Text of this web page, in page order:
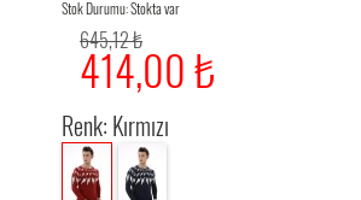
Stok Durumu: Stokta var
645,12 ₺
414,00 ₺
Renk: Kırmızı